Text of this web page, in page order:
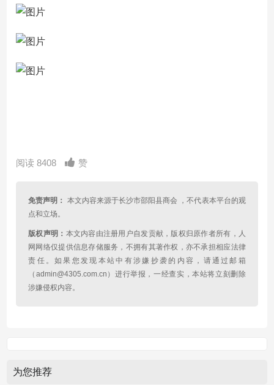
阅读 8408 赞
免责声明： 本文内容来源于长沙市邵阳县商会 ，不代表本平台的观
点和立场。
版权声明： 本文内容由注册用户自发贡献，版权归原作者所有，人
网网络仅提供信息存储服务，不拥有其著作权，亦不承担相应法律
责任。如果您发现本站中有涉嫌抄袭的内容，请通过邮箱
（admin@4305.com.cn）进行举报，一经查实，本站将立刻删除
涉嫌侵权内容。
为您推荐